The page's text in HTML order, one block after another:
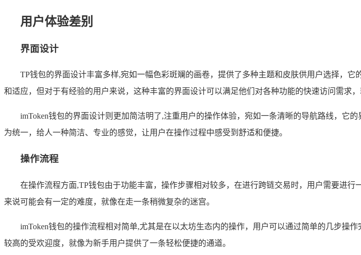
用户体验差别
界面设计
TP钱包的界面设计丰富多样,宛如一幅色彩斑斓的画卷，提供了多种主题和皮肤供用户选择，
和适应，但对于有经验的用户来说，这种丰富的界面设计可以满足他们对各种功能的快速访问需求
imToken钱包的界面设计则更加简洁明了,注重用户的操作体验，宛如一条清晰的导航路线，它
为统一，给人一种简洁、专业的感觉，让用户在操作过程中感受到舒适和便捷。
操作流程
在操作流程方面,TP钱包由于功能丰富，操作步骤相对较多，在进行跨链交易时，用户需要进
来说可能会有一定的难度，就像在走一条稍微复杂的迷宫。
imToken钱包的操作流程相对简单,尤其是在以太坊生态内的操作，用户可以通过简单的几步操
较高的受欢迎度，就像为新手用户提供了一条轻松便捷的通道。